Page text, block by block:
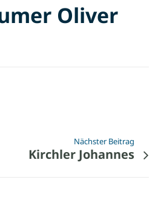
Oliver
Nächster Beitrag
Kirchler Johannes